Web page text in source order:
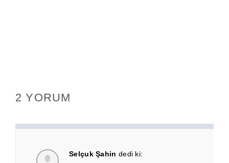
2 YORUM
Selçuk Şahin dedi ki: